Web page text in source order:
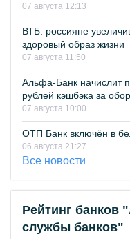
07 августа 12:13
ВТБ: россияне
здоровый образ жизни
07 августа 11:50
Альфа-Банк начислит
рублей кэшбэка за
07 августа 10:00
ОТП Банк включён в
06 августа 21:27
Все новости
Рейтинг банков
службы банков"